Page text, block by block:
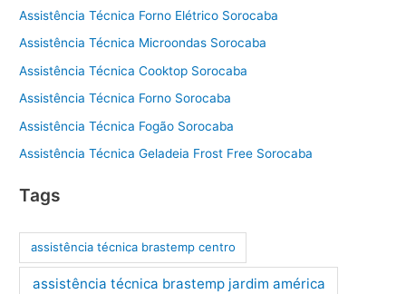
Assistência Técnica Forno Elétrico Sorocaba
Assistência Técnica Microondas Sorocaba
Assistência Técnica Cooktop Sorocaba
Assistência Técnica Forno Sorocaba
Assistência Técnica Fogão Sorocaba
Assistência Técnica Geladeia Frost Free Sorocaba
Tags
assistência técnica brastemp centro
assistência técnica brastemp jardim américa